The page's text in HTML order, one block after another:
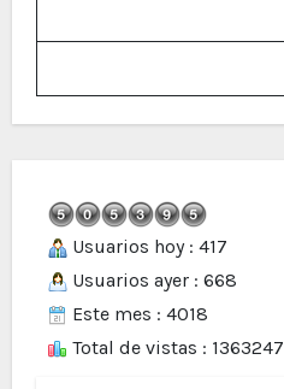
Usuarios hoy : 417
Usuarios ayer : 668
Este mes : 4018
Total de vistas : 1363247